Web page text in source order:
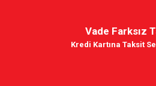
Vade Farksız
Kredi Kartına Taksit